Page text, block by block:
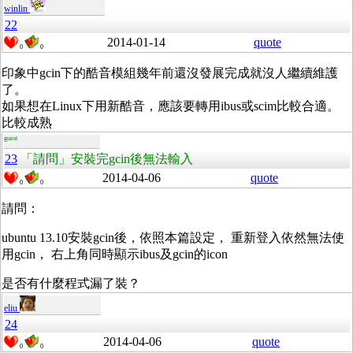
winlin
22
0 0 2014-01-14 quote
印象中gcin下的酷音模組幾年前還沒發展完成就沒人繼續維護
了。
如果想在Linux下用新酷音，應該要轉用ibus或scim比較合適。
比較成熟
guest
23 「請問」安裝完gcin後無法輸入
0 0 2014-04-06 quote
請問：
ubuntu 13.10安裝gcin後，依照本篇設定， 重新登入依然無法使
用gcin， 右上角同時顯示ibus及gcin的icon
是否有什麼程式漏了裝？
eliu
24
0 0 2014-04-06 quote